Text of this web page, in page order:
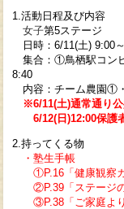
1.活動日程及び内容
女子第5ステージ
日時：6/11(土) 9:00
集合：①鳥栖駅コン
8:40
内容：チーム農園①
※6/11(土)通常通り
6/12(日)12:00保護
2.持ってくる物
・塾生手帳
①P.16「健康観察
②P.39「ステージの
③P.38「ご家庭より